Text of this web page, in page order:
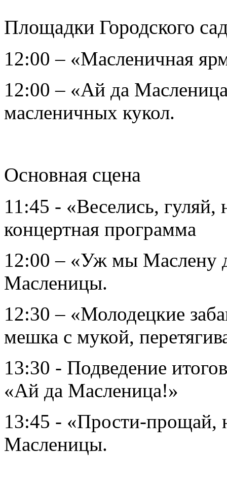
Площадки Городского
12:00 – «Масленичная
12:00 – «Ай да
масленичных кукол.
Основная сцена
11:45 - «Веселись,
концертная программа
12:00 – «Уж мы Маслену
Масленицы.
12:30 – «Молодецкие
мешка с мукой,
13:30 - Подведение
«Ай да Масленица!»
13:45 - «Прости-прощай,
Масленицы.